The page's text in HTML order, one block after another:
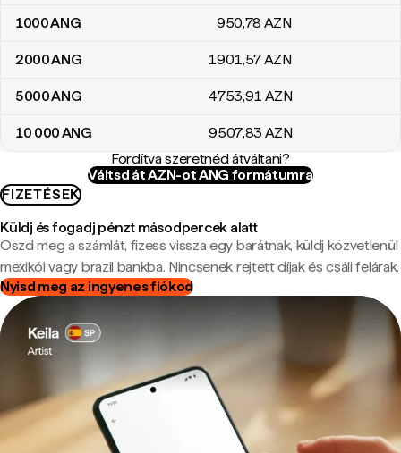
1000ANG 950,78 AZN
2000ANG 1901,57AZN
5000ANG 4753,91 AZN
10 000ANG 9507,83 AZN
Fordítva szeretnéd átváltani?
Váltsd át AZN-ot ANG formátumra
FIZETÉSEK
Küldj és fogadj pénzt másodpercek alatt
Oszd meg a számlát, fizess vissza egy barátnak, küldj közvetlenül
mexikói vagy brazil bankba. Nincsenek rejtett díjak és csáli felárak.
Nyisd meg az ingyenes fiókod